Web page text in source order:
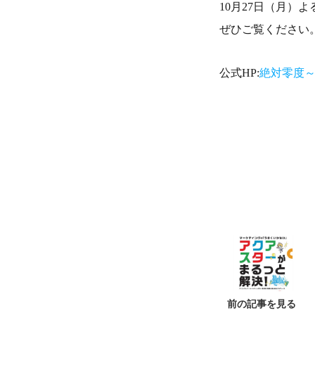
10月27日（月）
ぜひご覧ください
公式HP:絶対零度
前の記事を見る